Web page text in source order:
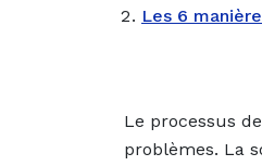
Les 6
Le processus
problèmes. La